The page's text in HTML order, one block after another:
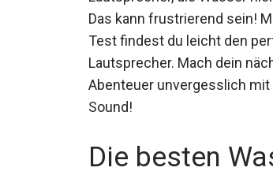
Das kann frustrierend sein!
Test findest du leicht den
Lautsprecher. Mach dein
Abenteuer unvergesslich
Sound!
Die besten